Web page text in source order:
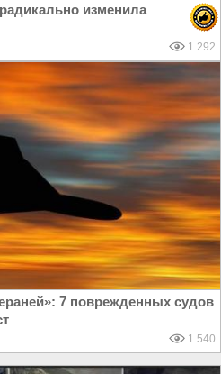
изменила
1 292
7 поврежденных судов
1 540